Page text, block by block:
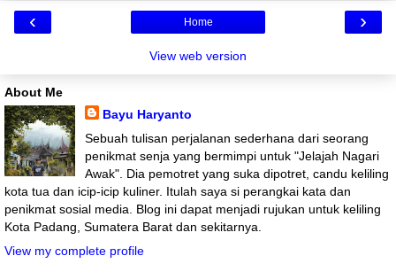
‹ ›
Home
View web version
About Me
Bayu Haryanto
Sebuah tulisan perjalanan sederhana dari seorang
penikmat senja yang bermimpi untuk "Jelajah Nagari
Awak". Dia pemotret yang suka dipotret, candu keliling
kota tua dan icip-icip kuliner. Itulah saya si perangkai kata dan
penikmat sosial media. Blog ini dapat menjadi rujukan untuk keliling
Kota Padang, Sumatera Barat dan sekitarnya.
View my complete profile